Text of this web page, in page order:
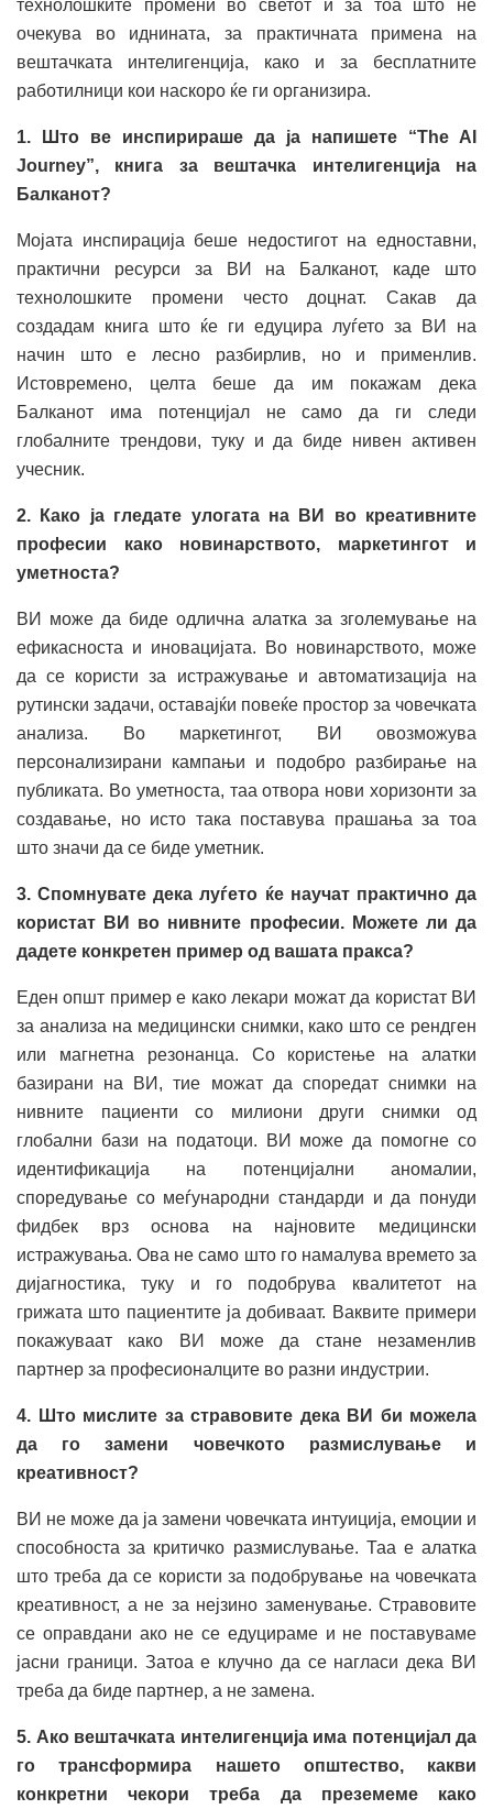
технолошките промени во светот и за тоа што нè
очекува во иднината, за практичната примена на
вештачката интелигенција, како и за бесплатните
работилници кои наскоро ќе ги организира.
1. Што ве инспирираше да ја напишете “The AI
Journey”, книга за вештачка интелигенција на
Балканот?
Мојата инспирација беше недостигот на едноставни,
практични ресурси за ВИ на Балканот, каде што
технолошките промени често доцнат. Сакав да
создадам книга што ќе ги едуцира луѓето за ВИ на
начин што е лесно разбирлив, но и применлив.
Истовремено, целта беше да им покажам дека
Балканот има потенцијал не само да ги следи
глобалните трендови, туку и да биде нивен активен
учесник.
2. Како ја гледате улогата на ВИ во креативните
професии како новинарството, маркетингот и
уметноста?
ВИ може да биде одлична алатка за зголемување на
ефикасноста и иновацијата. Во новинарството, може
да се користи за истражување и автоматизација на
рутински задачи, оставајќи повеќе простор за човечката
анализа. Во маркетингот, ВИ овозможува
персонализирани кампањи и подобро разбирање на
публиката. Во уметноста, таа отвора нови хоризонти за
создавање, но исто така поставува прашања за тоа
што значи да се биде уметник.
3. Спомнувате дека луѓето ќе научат практично да
користат ВИ во нивните професии. Можете ли да
дадете конкретен пример од вашата пракса?
Еден општ пример е како лекари можат да користат ВИ
за анализа на медицински снимки, како што се рендген
или магнетна резонанца. Со користење на алатки
базирани на ВИ, тие можат да споредат снимки на
нивните пациенти со милиони други снимки од
глобални бази на податоци. ВИ може да помогне со
идентификација на потенцијални аномалии,
споредување со меѓународни стандарди и да понуди
фидбек врз основа на најновите медицински
истражувања. Ова не само што го намалува времето за
дијагностика, туку и го подобрува квалитетот на
грижата што пациентите ја добиваат. Ваквите примери
покажуваат како ВИ може да стане незаменлив
партнер за професионалците во разни индустрии.
4. Што мислите за стравовите дека ВИ би можела
да го замени човечкото размислување и
креативност?
ВИ не може да ја замени човечката интуиција, емоции и
способноста за критичко размислување. Таа е алатка
што треба да се користи за подобрување на човечката
креативност, а не за нејзино заменување. Стравовите
се оправдани ако не се едуцираме и не поставуваме
јасни граници. Затоа е клучно да се нагласи дека ВИ
треба да биде партнер, а не замена.
5. Ако вештачката интелигенција има потенцијал да
го трансформира нашето општество, какви
конкретни чекори треба да преземеме како